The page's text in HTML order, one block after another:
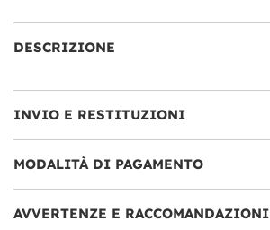
DESCRIZIONE
INVIO E RESTITUZIONI
MODALITÀ DI PAGAMENTO
AVVERTENZE E RACCOMANDAZIONI